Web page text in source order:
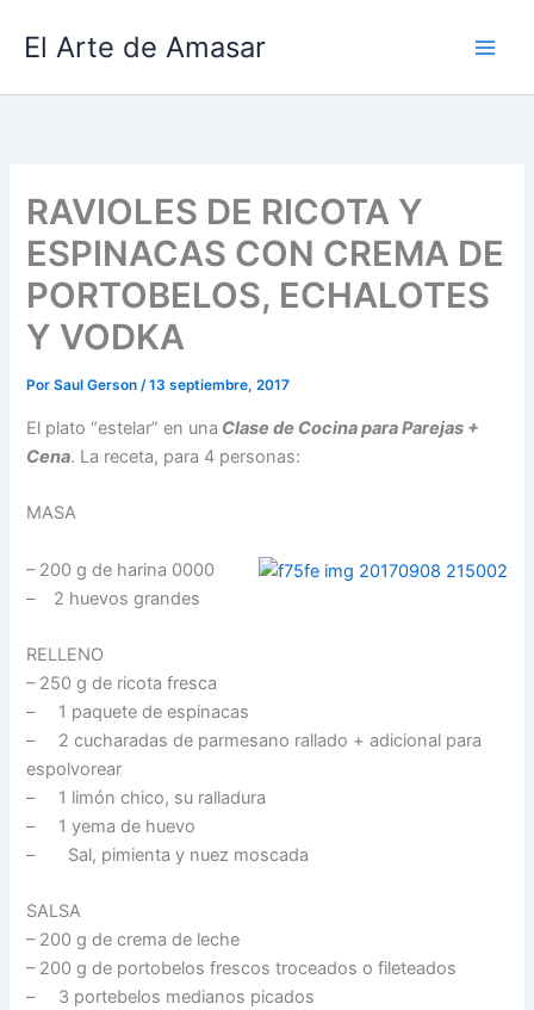
El Arte de Amasar
RAVIOLES DE RICOTA Y
ESPINACAS CON CREMA DE
PORTOBELOS, ECHALOTES
Y VODKA
PorSaul Gerson/13 septiembre, 2017
El plato “estelar” en una Clase de Cocina para Parejas +
Cena. La receta, para 4 personas:
MASA
– 200 g de harina 0000
– 2 huevos grandes
RELLENO
– 250 g de ricota fresca
– 1 paquete de espinacas
– 2 cucharadas de parmesano rallado + adicional para
espolvorear
– 1 limón chico, su ralladura
– 1 yema de huevo
– Sal, pimienta y nuez moscada
SALSA
– 200 g de crema de leche
– 200 g de portobelos frescos troceados o fileteados
– 3 portebelos medianos picados